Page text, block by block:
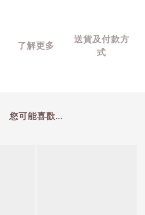
了解更多
送貨及付款方
式
您可能喜歡...